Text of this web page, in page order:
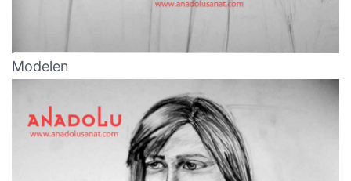
Modelen